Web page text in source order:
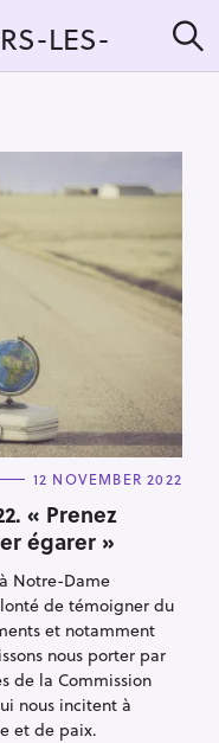
LES-
e
12 NOVEMBER 2022
« Prenez
égarer »
Notre-Dame
de témoigner du
et notamment
nous porter par
de la Commission
nous incitent à
et de paix.